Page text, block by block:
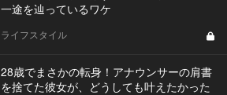
一途を辿っているワケ
ライフスタイル
28歳でまさかの転身！アナウンサーの肩書
を捨てた彼女が、どうしても叶えたかった